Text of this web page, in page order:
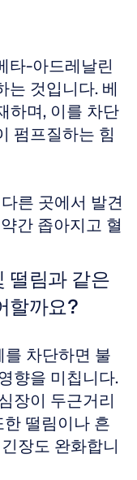
타-아드레날린
는 것입니다. 베
하며, 이를 차단
펌프질하는 힘
른 곳에서 발견
간 좁아지고 혈
떨림과 같은
할까요?
차단하면 불
향을 미칩니다.
장이 두근거리
떨림이나 흔
장도 완화합니